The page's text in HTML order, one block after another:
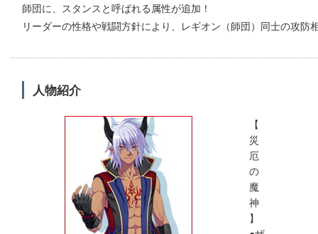
師団に、スタンスと呼ばれる属性が追加！
リーダーの性格や戦闘方針により、レギオン（師団）同士の攻防
人物紹介
【
災
厄
の
魔
神
】